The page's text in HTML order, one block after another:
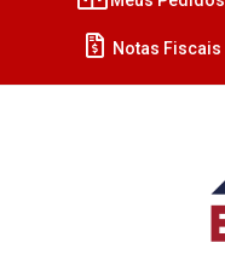
Notas Fiscais